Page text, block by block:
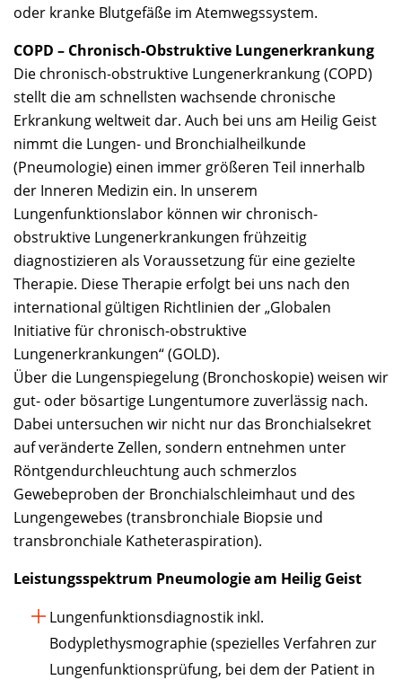
oder kranke Blutgefäße im Atemwegssystem.
COPD – Chronisch-Obstruktive Lungenerkrankung
Die chronisch-obstruktive Lungenerkrankung (COPD)
stellt die am schnellsten wachsende chronische
Erkrankung weltweit dar. Auch bei uns am Heilig Geist
nimmt die Lungen- und Bronchialheilkunde
(Pneumologie) einen immer größeren Teil innerhalb
der Inneren Medizin ein. In unserem
Lungenfunktionslabor können wir chronisch-
obstruktive Lungenerkrankungen frühzeitig
diagnostizieren als Voraussetzung für eine gezielte
Therapie. Diese Therapie erfolgt bei uns nach den
international gültigen Richtlinien der „Globalen
Initiative für chronisch-obstruktive
Lungenerkrankungen“ (GOLD).
Über die Lungenspiegelung (Bronchoskopie) weisen wir
gut- oder bösartige Lungentumore zuverlässig nach.
Dabei untersuchen wir nicht nur das Bronchialsekret
auf veränderte Zellen, sondern entnehmen unter
Röntgendurchleuchtung auch schmerzlos
Gewebeproben der Bronchialschleimhaut und des
Lungengewebes (transbronchiale Biopsie und
transbronchiale Katheteraspiration).
Leistungsspektrum Pneumologie am Heilig Geist
Lungenfunktionsdiagnostik inkl.
Bodyplethysmographie (spezielles Verfahren zur
Lungenfunktionsprüfung, bei dem der Patient in